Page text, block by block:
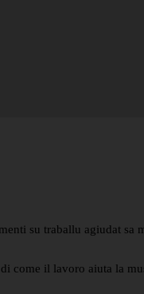
su traballu agiudat sa
come il lavoro aiuta la